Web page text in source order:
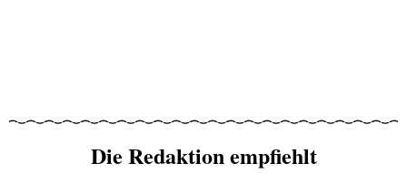
Die Redaktion empfiehlt